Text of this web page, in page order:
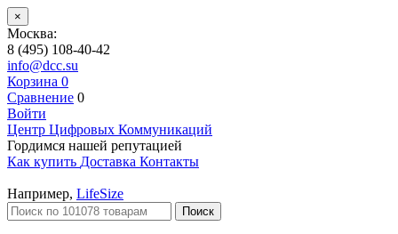
×
Москва:
8 (495) 108-40-42
info@dcc.su
Корзина 0
Сравнение 0
Войти
Центр Цифровых Коммуникаций
Гордимся нашей репутацией
Как купить Доставка Контакты
Например, LifeSize
Поиск